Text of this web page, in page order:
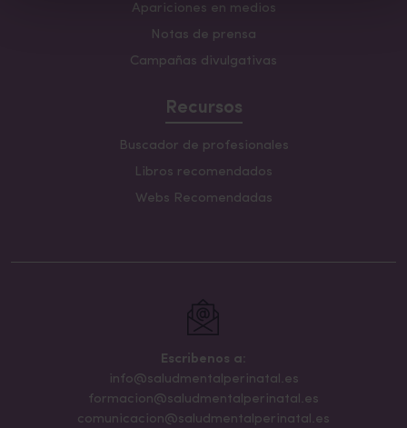
Apariciones en medios
Notas de prensa
Campañas divulgativas
Recursos
Buscador de profesionales
Libros recomendados
Webs Recomendadas
Escribenos a:
info@saludmentalperinatal.es
formacion@saludmentalperinatal.es
comunicacion@saludmentalperinatal.es